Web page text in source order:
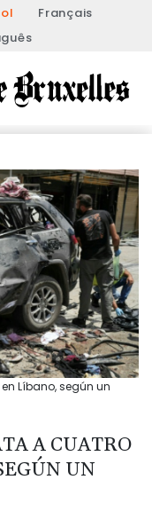
Français
Líbano, según un
A CUATRO
UN